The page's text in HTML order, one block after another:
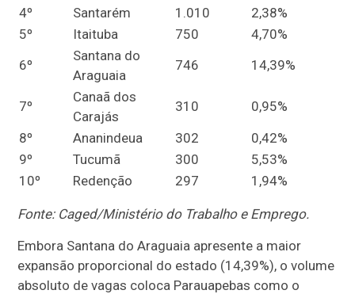
4º
Santarém 1.010
2,38%
5º
Itaituba 750
4,70%
6º
Santana do
Araguaia
746 14,39%
7º
Canaã dos
Carajás
310
0,95%
8º
Ananindeua 302
0,42%
9º
Tucumã 300
5,53%
10º
Redenção 297 1,94%
Fonte: Caged/Ministério do Trabalho e Emprego.
Embora Santana do Araguaia apresente a maior
expansão proporcional do estado (14,39%), o volume
absoluto de vagas coloca Parauapebas como o